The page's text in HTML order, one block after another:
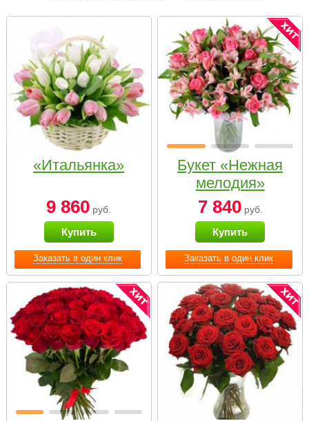
Заказать в один клик
«Итальянка»
9 860 руб.
Купить
Заказать в один клик
Букет «Нежная
мелодия»
7 840руб.
Купить